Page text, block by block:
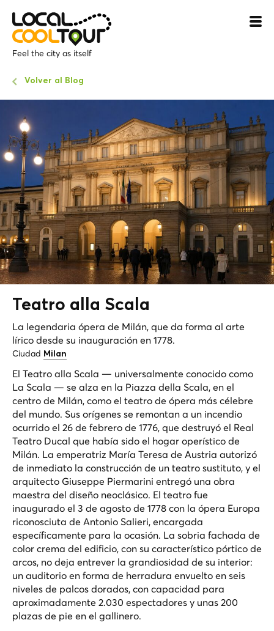
Feel the city as itself
Volver al Blog
Teatro alla Scala
La legendaria ópera de Milán, que da forma al arte
lírico desde su inauguración en 1778.
Ciudad Milan
El Teatro alla Scala — universalmente conocido como
La Scala — se alza en la Piazza della Scala, en el
centro de Milán, como el teatro de ópera más célebre
del mundo. Sus orígenes se remontan a un incendio
ocurrido el 26 de febrero de 1776, que destruyó el Real
Teatro Ducal que había sido el hogar operístico de
Milán. La emperatriz María Teresa de Austria autorizó
de inmediato la construcción de un teatro sustituto, y el
arquitecto Giuseppe Piermarini entregó una obra
maestra del diseño neoclásico. El teatro fue
inaugurado el 3 de agosto de 1778 con la ópera Europa
riconosciuta de Antonio Salieri, encargada
específicamente para la ocasión. La sobria fachada de
color crema del edificio, con su característico pórtico de
arcos, no deja entrever la grandiosidad de su interior:
un auditorio en forma de herradura envuelto en seis
niveles de palcos dorados, con capacidad para
aproximadamente 2.030 espectadores y unas 200
plazas de pie en el gallinero.